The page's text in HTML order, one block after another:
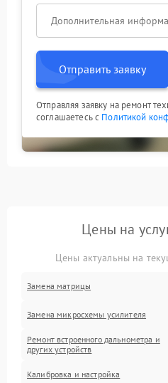
Отправить заявку
Отправляя заявку на ремонт
соглашаетесь с Политикой
Цены на
Цены актуальны на
Замена матрицы
Замена микросхемы усилителя
Ремонт встроенного дальнометра и
других устройств
Калибровка и настройка